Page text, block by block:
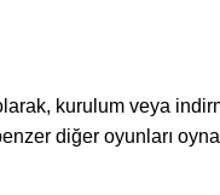
kurulum veya
diğer oyunları